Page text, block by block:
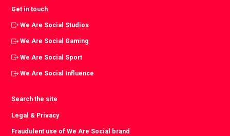
Get in touch
We Are Social Studios
We Are Social Gaming
We Are Social Sport
We Are Social Influence
Search the site
Legal & Privacy
Fraudulent use of We Are Social brand